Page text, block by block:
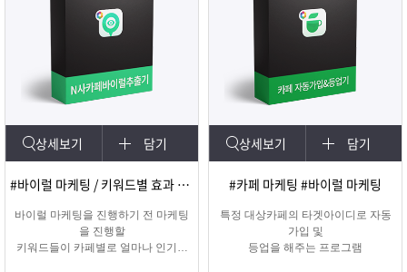
상세보기 담기
#바이럴 마케팅 / 키워드별 효과 카페 확인
바이럴 마케팅을 진행하기 전 마케팅
을 진행할
키워드들이 카페별로 얼마나 인기가
상세보기 담기
#카페 마케팅 #바이럴 마케팅
특정 대상카페의 타겟아이디로 자동
가입 및
등업을 해주는 프로그램